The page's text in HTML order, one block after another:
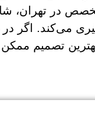
در تهران،
می‌کند. اگر
بهترین تصمیم